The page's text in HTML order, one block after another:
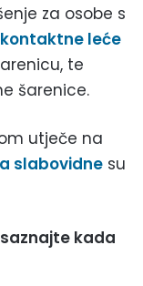
za osobe s
kontaktne leće
te
šarenice.
utječe na
slabovidne su
kada